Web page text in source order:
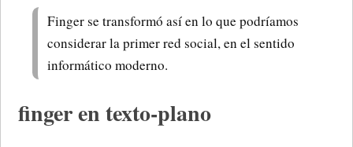
Finger se transformó así en lo que podríamos
considerar la primer red social, en el sentido
informático moderno.
finger en texto-plano